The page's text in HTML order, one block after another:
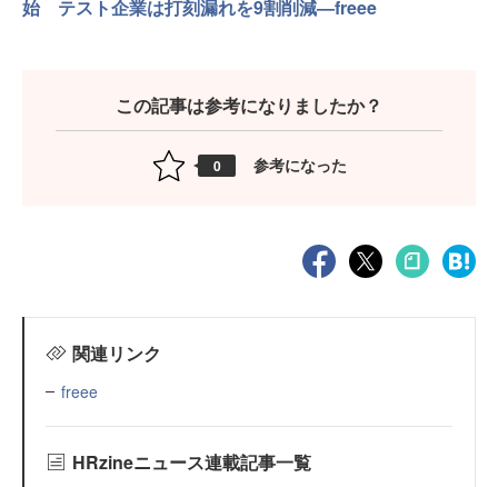
始 テスト企業は打刻漏れを9割削減—freee
この記事は参考になりましたか？
0 参考になった
関連リンク
freee
HRzineニュース連載記事一覧